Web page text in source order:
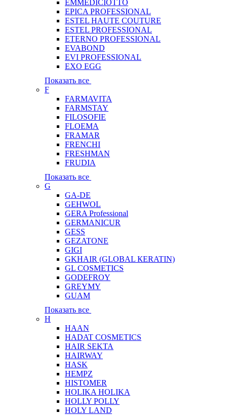
EMMEDICIOTTO
EPICA PROFESSIONAL
ESTEL HAUTE COUTURE
ESTEL PROFESSIONAL
ETERNO PROFESSIONAL
EVABOND
EVI PROFESSIONAL
EXO EGG
Показать все
F
FARMAVITA
FARMSTAY
FILOSOFIE
FLOEMA
FRAMAR
FRENCHI
FRESHMAN
FRUDIA
Показать все
G
GA-DE
GEHWOL
GERA Professional
GERMANICUR
GESS
GEZATONE
GIGI
GKHAIR (GLOBAL КЕRATIN)
GL COSMETICS
GODEFROY
GREYMY
GUAM
Показать все
H
HAAN
HADAT COSMETICS
HAIR SEKTA
HAIRWAY
HASK
HEMPZ
HISTOMER
HOLIKA HOLIKA
HOLLY POLLY
HOLY LAND